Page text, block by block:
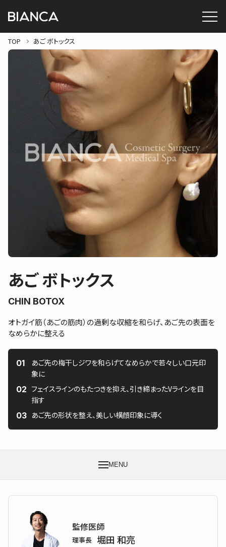
TOP あご ボトックス
あご ボトックス
CHIN BOTOX
オトガイ筋（あごの筋肉）の過剰な収縮を和らげ、あご先の表面を
なめらかに整える
あご先の梅干しジワを和らげてなめらかで若々しい口元印
象に
フェイスラインのもたつきを抑え、引き締まったVラインを目
指す
あご先の形状を整え、美しい横顔印象に導く
MENU
監修医師
理事長 堀田 和亮